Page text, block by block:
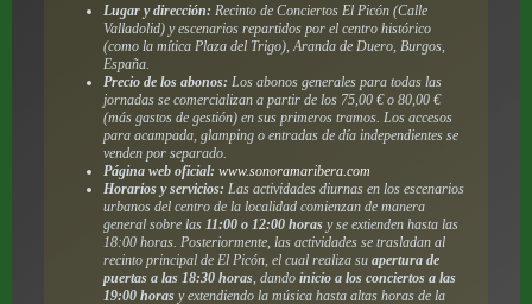
Lugar y dirección: Recinto de Conciertos El Picón (Calle
Valladolid) y escenarios repartidos por el centro histórico
(como la mítica Plaza del Trigo), Aranda de Duero, Burgos,
España.
Precio de los abonos: Los abonos generales para todas las
jornadas se comercializan a partir de los 75,00 € o 80,00 €
(más gastos de gestión) en sus primeros tramos. Los accesos
para acampada, glamping o entradas de día independientes se
venden por separado.
Página web oficial: www.sonoramaribera.com
Horarios y servicios: Las actividades diurnas en los escenarios
urbanos del centro de la localidad comienzan de manera
general sobre las 11:00 o 12:00 horasy se extienden hasta las
18:00 horas. Posteriormente, las actividades se trasladan al
recinto principal de El Picón, el cual realiza su apertura de
puertas a las 18:30 horas, dando inicio a los conciertos a las
19:00 horasy extendiendo la música hasta altas horas de la